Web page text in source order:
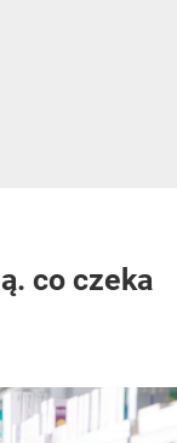
co czeka